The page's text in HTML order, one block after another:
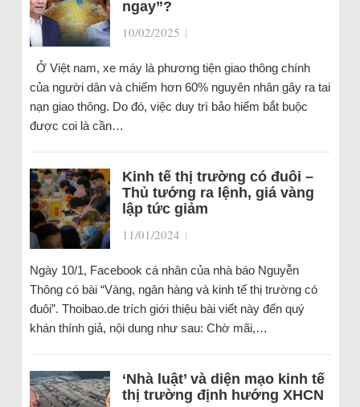
ngay”?
10/02/2025 |
Ở Việt nam, xe máy là phương tiện giao thông chính
của người dân và chiếm hơn 60% nguyên nhân gây ra tai
nạn giao thông. Do đó, việc duy trì bảo hiểm bắt buộc
được coi là cần…
Kinh tế thị trường có đuôi –
Thủ tướng ra lệnh, giá vàng
lập tức giảm
11/01/2024 |
Ngày 10/1, Facebook cá nhân của nhà báo Nguyễn
Thông có bài “Vàng, ngân hàng và kinh tế thị trường có
đuôi”. Thoibao.de trích giới thiệu bài viết này đến quý
khán thính giả, nội dung như sau: Chờ mãi,…
‘Nhà luật’ và diện mạo kinh tế
thị trường định hướng XHCN